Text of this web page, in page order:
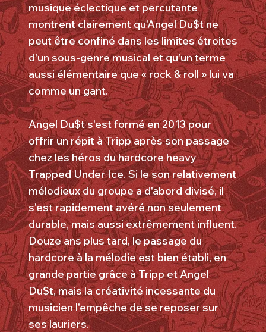
musique éclectique et percutante
montrent clairement qu'Angel Du$t ne
peut être confiné dans les limites étroites
d'un sous-genre musical et qu'un terme
aussi élémentaire que « rock & roll » lui va
comme un gant.
Angel Du$t s'est formé en 2013 pour
offrir un répit à Tripp après son passage
chez les héros du hardcore heavy
Trapped Under Ice. Si le son relativement
mélodieux du groupe a d'abord divisé, il
s'est rapidement avéré non seulement
durable, mais aussi extrêmement influent.
Douze ans plus tard, le passage du
hardcore à la mélodie est bien établi, en
grande partie grâce à Tripp et Angel
Du$t, mais la créativité incessante du
musicien l'empêche de se reposer sur
ses lauriers.